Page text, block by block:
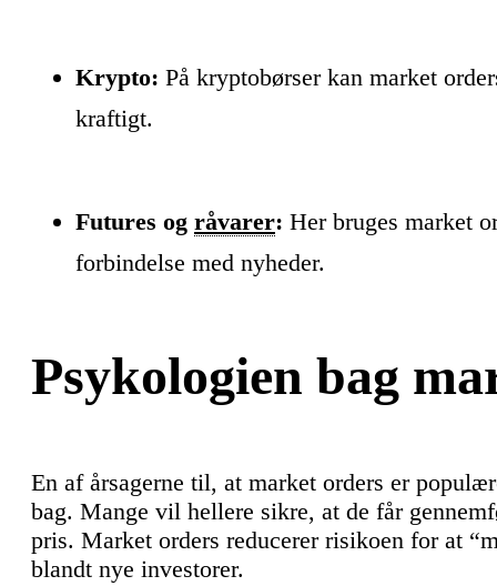
Krypto: På kryptobørser kan market
kraftigt.
Futures og råvarer: Her bruges market
forbindelse med nyheder.
Psykologien bag
En af årsagerne til, at market orders er
bag. Mange vil hellere sikre, at de får
pris. Market orders reducerer risikoen for at
blandt nye investorer.